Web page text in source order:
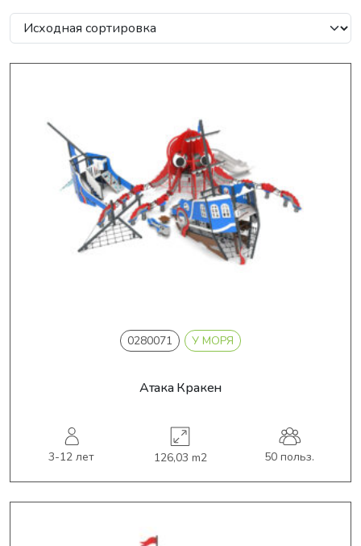
0280071 У МОРЯ
Атака Кракен
3-12 лет 126,03 m2 50 польз.